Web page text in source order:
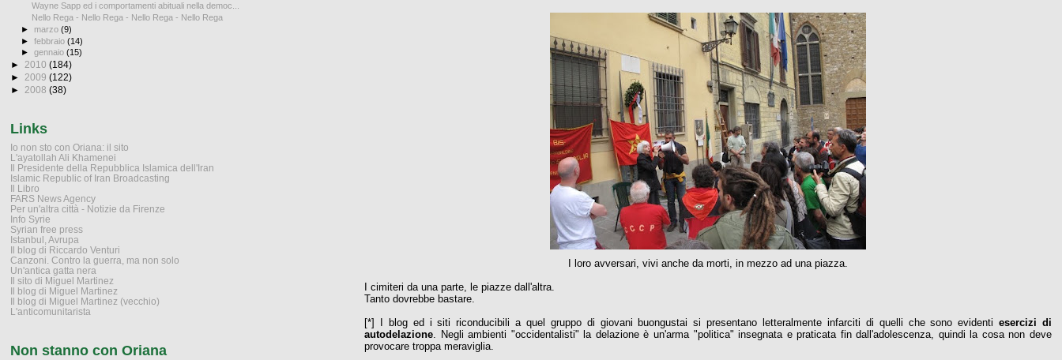
I loro avversari, vivi anche da morti, in mezzo ad una piazza.
I cimiteri da una parte, le piazze dall'altra.
Tanto dovrebbe bastare.
[*] I blog ed i siti riconducibili a quel gruppo di giovani buongustai si presentano letteralmente infarciti di quelli che sono evidentiesercizi di
autodelazione. Negli ambienti "occidentalisti" la delazione è un'arma "politica" insegnata e praticata fin dall'adolescenza, quindi la cosa non deve
provocare troppa meraviglia.
Wayne Sapp ed i comportamenti abituali nella democ...
Nello Rega - Nello Rega - Nello Rega - Nello Rega
► marzo(9)
►febbraio(14)
►gennaio(15)
► 2010 (184)
► 2009 (122)
► 2008 (38)
Links
Io non sto con Oriana: il sito
L'ayatollah Ali Khamenei
Il Presidente della Repubblica Islamica dell'Iran
Islamic Republic of Iran Broadcasting
Il Libro
FARS News Agency
Per un'altra città - Notizie da Firenze
Info Syrie
Syrian free press
Istanbul, Avrupa
Il blog di Riccardo Venturi
Canzoni. Contro la guerra, ma non solo
Un'antica gatta nera
Il sito di Miguel Martinez
Il blog di Miguel Martinez
Il blog di Miguel Martinez (vecchio)
L'anticomunitarista
Non stanno con Oriana